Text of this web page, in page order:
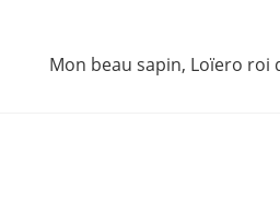
Mon beau sapin, Loïero roi